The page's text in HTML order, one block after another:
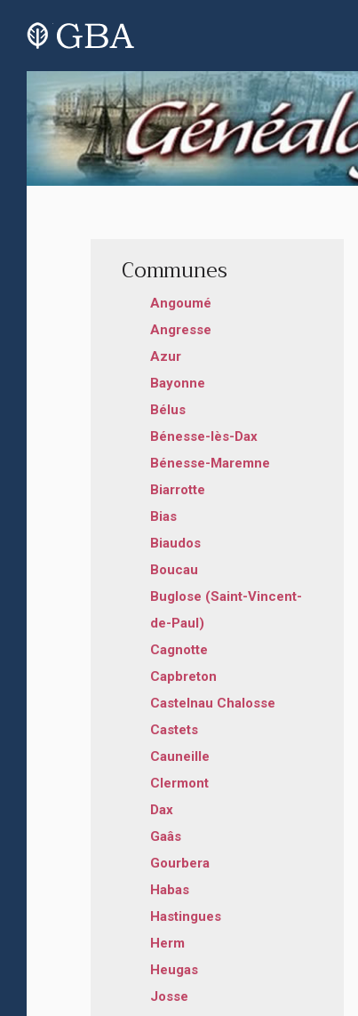
Communes
Angoumé
Angresse
Azur
Bayonne
Bélus
Bénesse-lès-Dax
Bénesse-Maremne
Biarrotte
Bias
Biaudos
Boucau
Buglose (Saint-Vincent-
de-Paul)
Cagnotte
Capbreton
Castelnau Chalosse
Castets
Cauneille
Clermont
Dax
Gaâs
Gourbera
Habas
Hastingues
Herm
Heugas
Josse